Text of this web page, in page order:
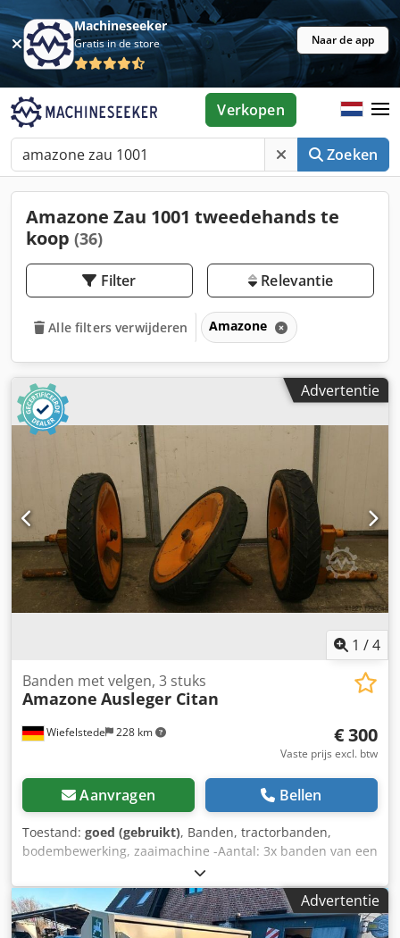
Machineseeker
Gratis in de store Naar de app
Zoeken
Verkopen
Amazone Zau 1001 tweedehands te
koop (36)
Filter Relevantie
Alle filters verwijderen Amazone
Advertentie
1 /4
Wiefelstede 228 km
Banden met velgen, 3 stuks
Amazone Ausleger Citan
€ 300
Vaste prijs excl. btw
Aanvragen Bellen
Toestand: goed (gebruikt), Banden, tractorbanden,
bodembewerking, zaaimachine -Aantal: 3x banden van een
Amazone zaaimachine -Bandenmaat -Naaf: Ø 40 mm -
Afmeting: Ø 750 mm -Totaalprijs: voor 3 banden Dedpfx
Asb A E Ufec Tsck -Gewicht: 51 kg/stuk
Advertentie